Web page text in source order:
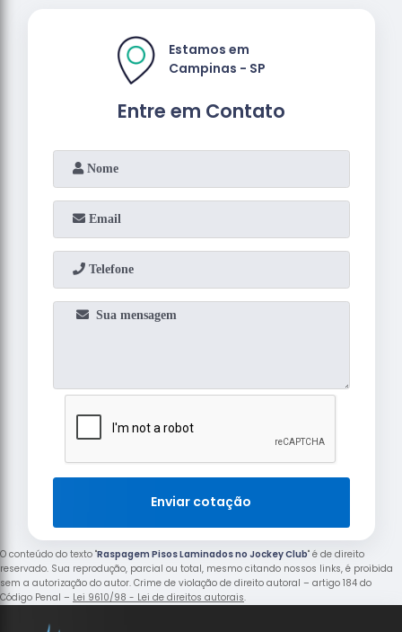
Entre em Contato
Estamos em
Campinas - SP
Enviar cotação
O conteúdo do texto "Raspagem Pisos Laminados no Jockey Club" é de direito
reservado. Sua reprodução, parcial ou total, mesmo citando nossos links, é proibida
sem a autorização do autor. Crime de violação de direito autoral – artigo 184 do
Código Penal – Lei 9610/98 - Lei de direitos autorais.